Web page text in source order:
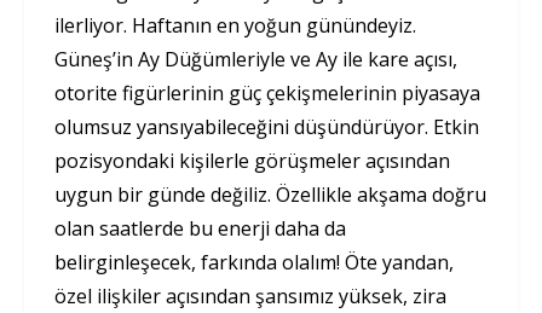
ilerliyor. Haftanın en yoğun günündeyiz.
Güneş’in Ay Düğümleriyle ve Ay ile kare açısı,
otorite figürlerinin güç çekişmelerinin piyasaya
olumsuz yansıyabileceğini düşündürüyor. Etkin
pozisyondaki kişilerle görüşmeler açısından
uygun bir günde değiliz. Özellikle akşama doğru
olan saatlerde bu enerji daha da
belirginleşecek, farkında olalım! Öte yandan,
özel ilişkiler açısından şansımız yüksek, zira